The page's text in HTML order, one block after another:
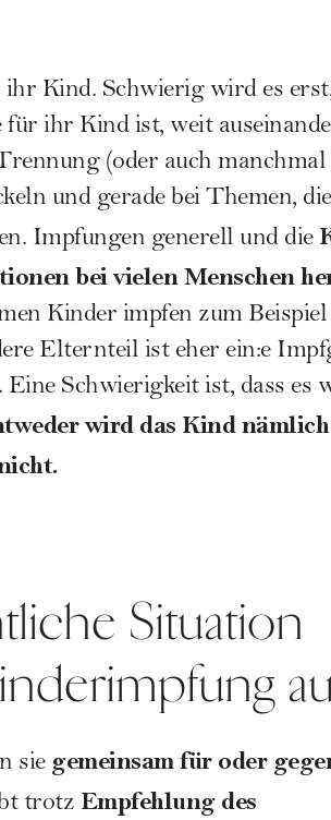
Kind. Schwierig wird es
für ihr Kind ist, weit
(oder auch
und gerade bei Themen,
Impfungen generell und die
bei vielen Menschen
Kinder impfen zum
Elternteil ist eher ein:e
Schwierigkeit ist, dass es
wird das Kind
Situation
sie gemeinsam für oder
trotz Empfehlung des